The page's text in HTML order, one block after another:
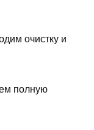
очистку и
полную